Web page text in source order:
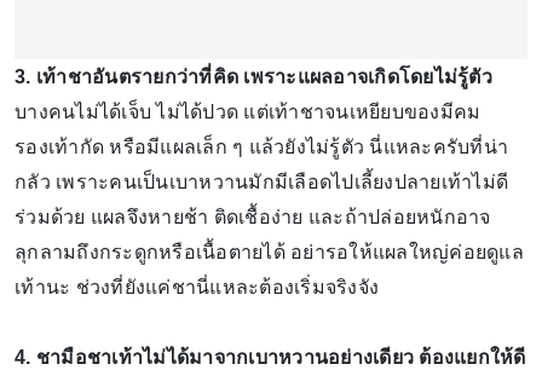
3. เท้าชาอันตรายกว่าที่คิด เพราะแผลอาจเกิดโดยไม่รู้ตัว
บางคนไม่ได้เจ็บ ไม่ได้ปวด แต่เท้าชาจนเหยียบของมีคม
รองเท้ากัด หรือมีแผลเล็ก ๆ แล้วยังไม่รู้ตัว นี่แหละครับที่น่า
กลัว เพราะคนเป็นเบาหวานมักมีเลือดไปเลี้ยงปลายเท้าไม่ดี
ร่วมด้วย แผลจึงหายช้า ติดเชื้อง่าย และถ้าปล่อยหนักอาจ
ลุกลามถึงกระดูกหรือเนื้อตายได้ อย่ารอให้แผลใหญ่ค่อยดูแล
เท้านะ ช่วงที่ยังแค่ชานี่แหละต้องเริ่มจริงจัง
4. ชามือชาเท้าไม่ได้มาจากเบาหวานอย่างเดียว ต้องแยกให้ดี